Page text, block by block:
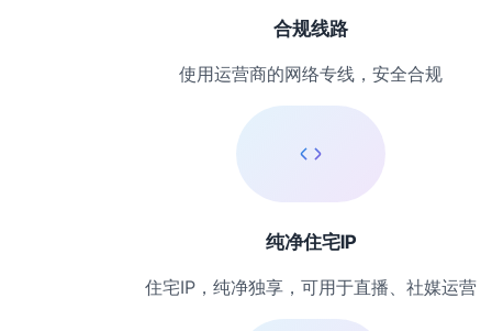
合规线路
使用运营商的网络专线，安全合规
纯净住宅IP
住宅IP，纯净独享，可用于直播、社媒运营